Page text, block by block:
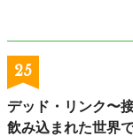
25
デッド・リンク〜
飲み込まれた世界